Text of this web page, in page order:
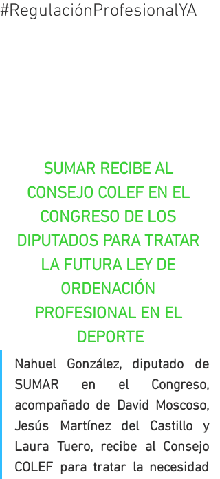
#RegulaciónProfesionalYA
SUMAR RECIBE AL
CONSEJO COLEF EN EL
CONGRESO DE LOS
DIPUTADOS PARA TRATAR
LA FUTURA LEY DE
ORDENACIÓN
PROFESIONAL EN EL
DEPORTE
Nahuel González, diputado de
SUMAR en el Congreso,
acompañado de David Moscoso,
Jesús Martínez del Castillo y
Laura Tuero, recibe al Consejo
COLEF para tratar la necesidad